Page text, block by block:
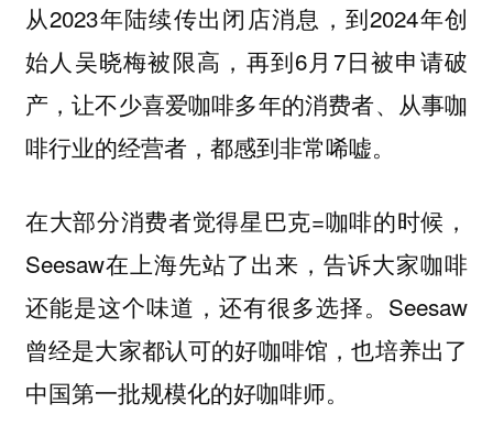
从2023年陆续传出闭店消息，到2024年创
始人吴晓梅被限高，再到6月7日被申请破
产，让不少喜爱咖啡多年的消费者、从事咖
啡行业的经营者，都感到非常唏嘘。
在大部分消费者觉得星巴克=咖啡的时候，
Seesaw在上海先站了出来，告诉大家咖啡
还能是这个味道，还有很多选择。Seesaw
曾经是大家都认可的好咖啡馆，也培养出了
中国第一批规模化的好咖啡师。